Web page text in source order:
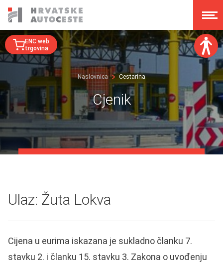
Veličina fonta:
A A A
Disleksija:
Kontrast:
ENC web
trgovina
Naslovnica Cestarina
Cjenik
Ulaz: Žuta Lokva
Cijena u eurima iskazana je sukladno članku 7.
stavku 2. i članku 15. stavku 3. Zakona o uvođenju